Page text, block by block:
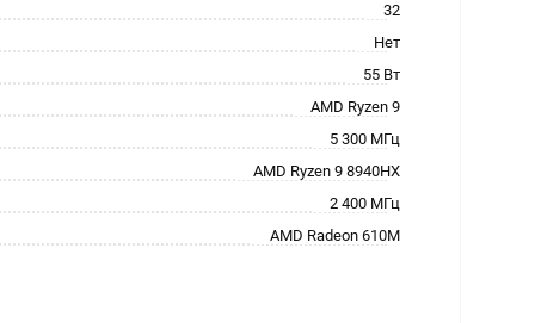
32
Нет
55 Вт
AMD Ryzen 9
5 300 МГц
AMD Ryzen 9 8940HX
2 400 МГц
AMD Radeon 610M